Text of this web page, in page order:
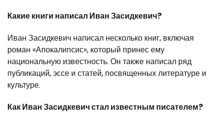
Какие книги написал Иван Засидкевич?
Иван Засидкевич написал несколько книг, включая
роман «Апокалипсис», который принес ему
национальную известность. Он также написал ряд
публикаций, эссе и статей, посвященных литературе и
культуре.
Как Иван Засидкевич стал известным писателем?